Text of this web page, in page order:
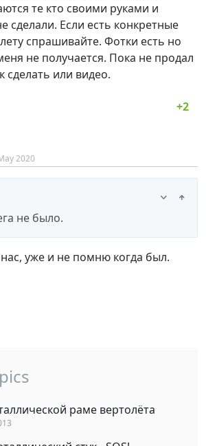
те кто своими руками и
сделали. Если есть конкретные
спрашивайте. Фотки есть но
не получается. Пока не продал
или видео.
2020
не было.
уже и не помню когда был.
раме вертолёта